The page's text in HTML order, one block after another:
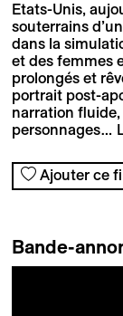
Etats-Unis,
souterrains
dans la
et des femmes
prolongés et
portrait post-
narration
personnages…
Ajouter ce
Bande-